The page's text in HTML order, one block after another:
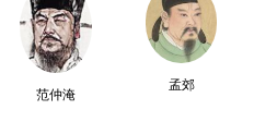
范仲淹
孟郊